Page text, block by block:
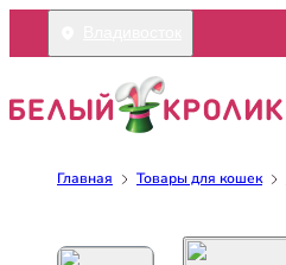
Главная Товары для кошек